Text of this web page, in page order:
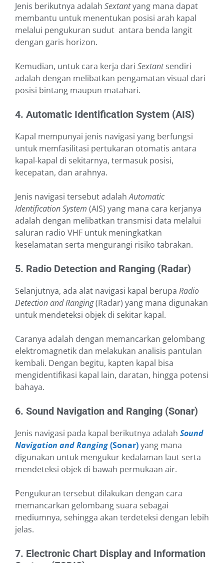
Jenis berikutnya adalah Sextantyang mana dapat
membantu untuk menentukan posisi arah kapal
melalui pengukuran sudut antara benda langit
dengan garis horizon.
Kemudian, untuk cara kerja dari Sextantsendiri
adalah dengan melibatkan pengamatan visual dari
posisi bintang maupun matahari.
4. Automatic Identification System (AIS)
Kapal mempunyai jenis navigasi yang berfungsi
untuk memfasilitasi pertukaran otomatis antara
kapal-kapal di sekitarnya, termasuk posisi,
kecepatan, dan arahnya.
Jenis navigasi tersebut adalahAutomatic
Identification System (AIS) yang mana cara kerjanya
adalah dengan melibatkan transmisi data melalui
saluran radio VHF untuk meningkatkan
keselamatan serta mengurangi risiko tabrakan.
5. Radio Detection and Ranging (Radar)
Selanjutnya, ada alat navigasi kapal berupa Radio
Detection and Ranging(Radar) yang mana digunakan
untuk mendeteksi objek di sekitar kapal.
Caranya adalah dengan memancarkan gelombang
elektromagnetik dan melakukan analisis pantulan
kembali. Dengan begitu, kapten kapal bisa
mengidentifikasi kapal lain, daratan, hingga potensi
bahaya.
6. Sound Navigation and Ranging (Sonar)
Jenis navigasi pada kapal berikutnya adalah Sound
Navigation and Ranging(Sonar)yang mana
digunakan untuk mengukur kedalaman laut serta
mendeteksi objek di bawah permukaan air.
Pengukuran tersebut dilakukan dengan cara
memancarkan gelombang suara sebagai
mediumnya, sehingga akan terdeteksi dengan lebih
jelas.
7. Electronic Chart Display and Information